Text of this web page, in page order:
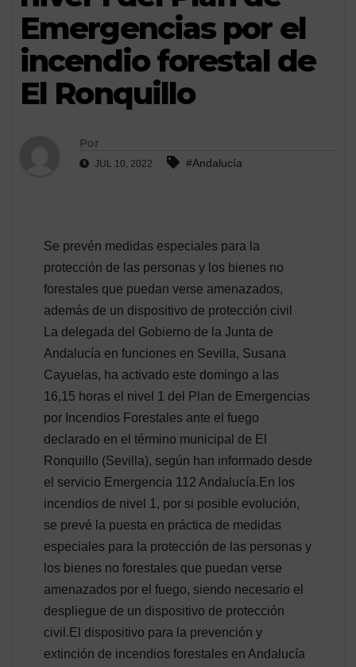
Emergencias por el
incendio forestal de
El Ronquillo
Por
JUL 10, 2022 #Andalucía
Se prevén medidas especiales para la
protección de las personas y los bienes no
forestales que puedan verse amenazados,
además de un dispositivo de protección civil
La delegada del Gobierno de la Junta de
Andalucía en funciones en Sevilla, Susana
Cayuelas, ha activado este domingo a las
16,15 horas el nivel 1 del Plan de Emergencias
por Incendios Forestales ante el fuego
declarado en el término municipal de El
Ronquillo (Sevilla), según han informado desde
el servicio Emergencia 112 Andalucía.En los
incendios de nivel 1, por si posible evolución,
se prevé la puesta en práctica de medidas
especiales para la protección de las personas y
los bienes no forestales que puedan verse
amenazados por el fuego, siendo necesario el
despliegue de un dispositivo de protección
civil.El dispositivo para la prevención y
extinción de incendios forestales en Andalucía